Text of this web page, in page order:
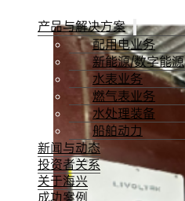
产品与解决方案
配用电业务
新能源/数字能源
水表业务
燃气表业务
水处理装备
船舶动力
新闻与动态
投资者关系
关于海兴
成功案例